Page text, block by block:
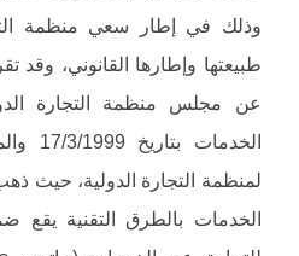
وذلك في إطار سعي منظمة
طبيعتها وإطارها القانوني، وقد
عن مجلس منظمة التجارة
لمنظمة التجارة الدولية، حيث
الخدمات بالطرق التقنية يقع